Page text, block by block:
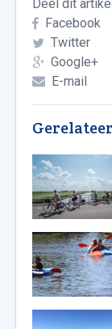
Deel dit
Facebook
Twitter
Google+
E-mail